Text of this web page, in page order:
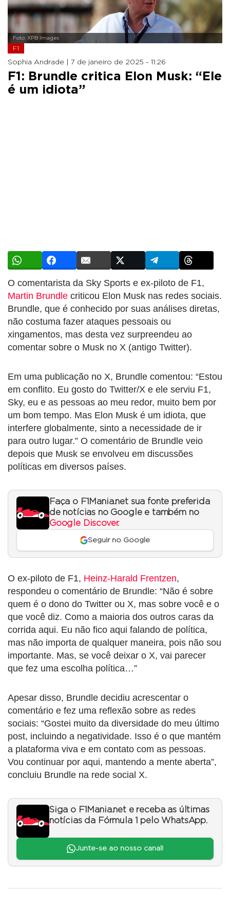
Foto: XPB Images
F1
Sophia Andrade | 7 de janeiro de 2025 - 11:26
F1: Brundle critica Elon Musk: “Ele
é um idiota”
O comentarista da Sky Sports e ex-piloto de F1,
Martin Brundle criticou Elon Musk nas redes sociais.
Brundle, que é conhecido por suas análises diretas,
não costuma fazer ataques pessoais ou
xingamentos, mas desta vez surpreendeu ao
comentar sobre o Musk no X (antigo Twitter).
Em uma publicação no X, Brundle comentou: “Estou
em conflito. Eu gosto do Twitter/X e ele serviu F1,
Sky, eu e as pessoas ao meu redor, muito bem por
um bom tempo. Mas Elon Musk é um idiota, que
interfere globalmente, sinto a necessidade de ir
para outro lugar.” O comentário de Brundle veio
depois que Musk se envolveu em discussões
políticas em diversos países.
Faça o F1Mania.net sua fonte preferida
de notícias no Google e também no
Google Discover.
Seguir no Google
O ex-piloto de F1, Heinz-Harald Frentzen,
respondeu o comentário de Brundle: “Não é sobre
quem é o dono do Twitter ou X, mas sobre você e o
que você diz. Como a maioria dos outros caras da
corrida aqui. Eu não fico aqui falando de política,
mas não importa de qualquer maneira, pois não sou
importante. Mas, se você deixar o X, vai parecer
que fez uma escolha política…”
Apesar disso, Brundle decidiu acrescentar o
comentário e fez uma reflexão sobre as redes
sociais: “Gostei muito da diversidade do meu último
post, incluindo a negatividade. Isso é o que mantém
a plataforma viva e em contato com as pessoas.
Vou continuar por aqui, mantendo a mente aberta”,
concluiu Brundle na rede social X.
Siga o F1Mania.net e receba as últimas
notícias da Fórmula 1 pelo WhatsApp.
Junte-se ao nosso canal!